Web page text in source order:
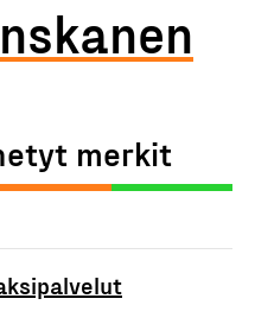
merkit